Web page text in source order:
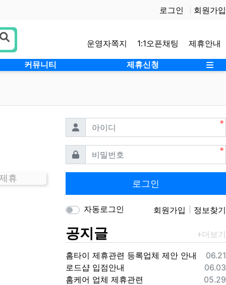
로그인 회원가입
운영자쪽지 1:1오픈채팅 제휴안내
커뮤니티 제휴신청 사
휴
아이디 필수
비밀번호필수
로그인
자동로그인 회원가입 정보찾기
공지글
등록
06.21
홈타이 제휴관련 등록업체 제안 안내
등록
06.03
로드샵 입점안내
등록
05.29
홈케어 업체 제휴관련